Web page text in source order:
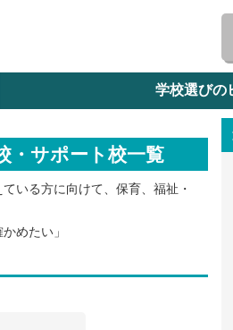
検索
択して探す
北海道・東北
北陸・甲信越
学校選びの
・サポート校一覧
いる方に向けて、保育、福祉・
めたい」